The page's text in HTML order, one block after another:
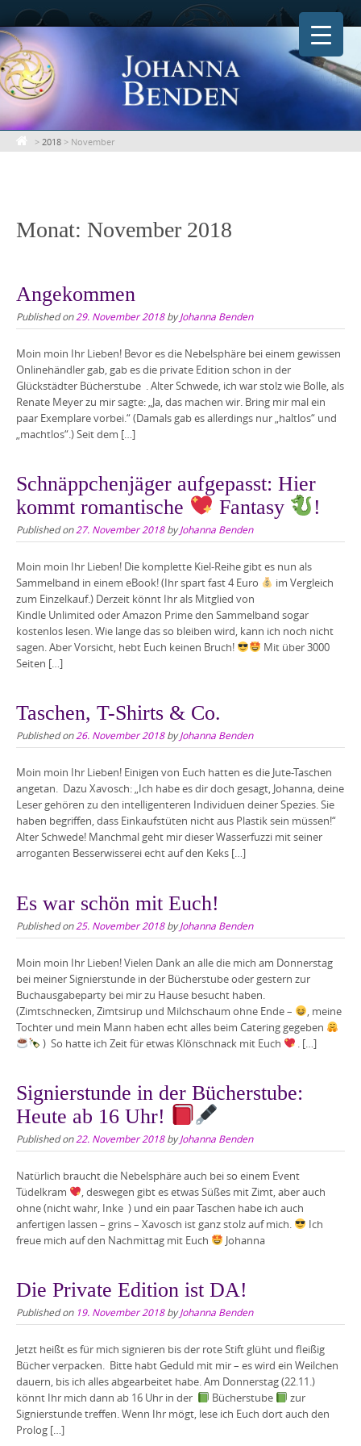
Skip
to
content
> 2018 > November
Monat: November 2018
Angekommen
Published on29. November 2018byJohanna Benden
Moin moin Ihr Lieben! Bevor es die Nebelsphäre bei einem gewissen
Onlinehändler gab, gab es die private Edition schon in der
Glückstädter Bücherstube . Alter Schwede, ich war stolz wie Bolle, als
Renate Meyer zu mir sagte: „Ja, das machen wir. Bring mir mal ein
paar Exemplare vorbei.“ (Damals gab es allerdings nur „haltlos“ und
„machtlos“.) Seit dem […]
Schnäppchenjäger aufgepasst: Hier
kommt romantische
Fantasy !
Published on27. November 2018byJohanna Benden
Moin moin Ihr Lieben! Die komplette Kiel-Reihe gibt es nun als
Sammelband in einem eBook! (Ihr spart fast 4 Euro
im Vergleich
zum Einzelkauf.) Derzeit könnt Ihr als Mitglied von
Kindle Unlimited oder Amazon Prime den Sammelband sogar
kostenlos lesen. Wie lange das so bleiben wird, kann ich noch nicht
sagen. Aber Vorsicht, hebt Euch keinen Bruch!
Mit über 3000
Seiten […]
Taschen, T-Shirts & Co.
Published on26. November 2018byJohanna Benden
Moin moin Ihr Lieben! Einigen von Euch hatten es die Jute-Taschen
angetan. Dazu Xavosch: „Ich habe es dir doch gesagt, Johanna, deine
Leser gehören zu den intelligenteren Individuen deiner Spezies. Sie
haben begriffen, dass Einkaufstüten nicht aus Plastik sein müssen!“
Alter Schwede! Manchmal geht mir dieser Wasserfuzzi mit seiner
arroganten Besserwisserei echt auf den Keks […]
Es war schön mit Euch!
Published on25. November 2018byJohanna Benden
Moin moin Ihr Lieben! Vielen Dank an alle die mich am Donnerstag
bei meiner Signierstunde in der Bücherstube oder gestern zur
Buchausgabeparty bei mir zu Hause besucht haben.
(Zimtschnecken, Zimtsirup und Milchschaum ohne Ende –
, meine
Tochter und mein Mann haben echt alles beim Catering gegeben
) So hatte ich Zeit für etwas Klönschnack mit Euch
. […]
Signierstunde in der Bücherstube:
Heute ab 16 Uhr!
Published on22. November 2018byJohanna Benden
Natürlich braucht die Nebelsphäre auch bei so einem Event
Tüdelkram
, deswegen gibt es etwas Süßes mit Zimt, aber auch
ohne (nicht wahr, Inke ) und ein paar Taschen habe ich auch
anfertigen lassen – grins – Xavosch ist ganz stolz auf mich.
Ich
freue mich auf den Nachmittag mit Euch
Johanna
Die Private Edition ist DA!
Published on 19. November 2018byJohanna Benden
Jetzt heißt es für mich signieren bis der rote Stift glüht und fleißig
Bücher verpacken. Bitte habt Geduld mit mir – es wird ein Weilchen
dauern, bis ich alles abgearbeitet habe. Am Donnerstag (22.11.)
könnt Ihr mich dann ab 16 Uhr in der
Bücherstube
zur
Signierstunde treffen. Wenn Ihr mögt, lese ich Euch dort auch den
Prolog […]